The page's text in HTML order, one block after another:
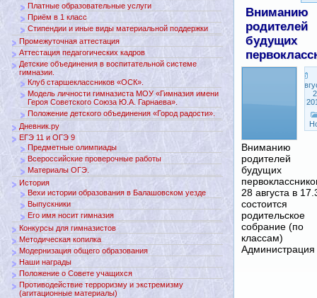
Вниманию
родителей
будущих
Вниманию
родителей
будущих
28 августа в
состоится
родительское
собрание (по
классам)
Администрация
Платные образовательные услуги
Приём в 1 класс
Стипендии и иные виды материальной поддержки
Промежуточная аттестация
Аттестация педагогических кадров
Детские объединения в воспитательной системе
гимназии.
Клуб старшеклассников «ОСК».
Модель личности гимназиста МОУ «Гимназия имени
Героя Советского Союза Ю.А. Гарнаева».
Положение детского объединения «Город радости».
Дневник.ру
ЕГЭ 11 и ОГЭ 9
Предметные олимпиады
Всероссийские проверочные работы
Материалы ОГЭ.
История
Вехи истории образования в Балашовском уезде
Выпускники
Его имя носит гимназия
Конкурсы для гимназистов
Методическая копилка
Модернизация общего образования
Наши награды
Положение о Совете учащихся
Противодействие терроризму и экстремизму
(агитационные материалы)